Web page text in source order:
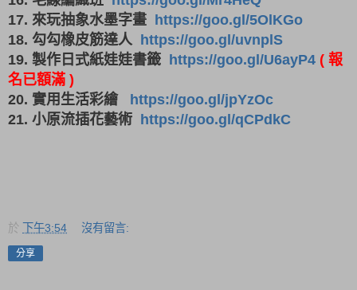
17. 來玩抽象水墨字畫 https://goo.gl/5OlKGo
18. 勾勾橡皮筋達人 https://goo.gl/uvnplS
19. 製作日式紙娃娃書籤 https://goo.gl/U6ayP4 ( 報
名已額滿 )
20. 實用生活彩繪 https://goo.gl/jpYzOc
21. 小原流插花藝術 https://goo.gl/qCPdkC
於 下午3:54 沒有留言:
分享